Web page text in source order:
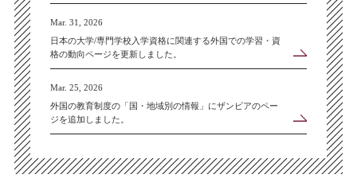
Mar. 31, 2026
日本の大学/専門学校入学資格に関連する外国での学習・資
格の動向ページを更新しました。
Mar. 25, 2026
外国の教育制度の「国・地域別の情報」にザンビアのペー
ジを追加しました。